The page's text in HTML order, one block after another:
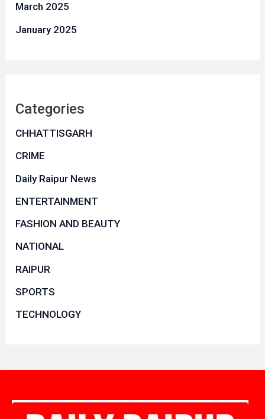
March 2025
January 2025
Categories
CHHATTISGARH
CRIME
Daily Raipur News
ENTERTAINMENT
FASHION AND BEAUTY
NATIONAL
RAIPUR
SPORTS
TECHNOLOGY